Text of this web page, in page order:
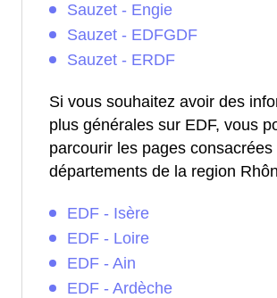
Sauzet - Engie
Sauzet - EDFGDF
Sauzet - ERDF
Si vous souhaitez avoir des
plus générales sur EDF, vous
parcourir les pages consacrées
départements de la region
EDF - Isère
EDF - Loire
EDF - Ain
EDF - Ardèche